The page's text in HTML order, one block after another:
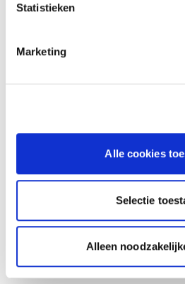
Statistieken
Marketing
Alle cookies
Selectie
Alleen